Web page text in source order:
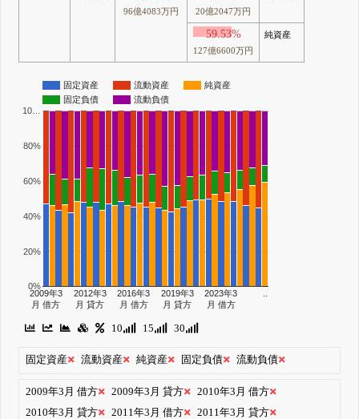
96億4083万円 20億2047万円
59.53%
127億6600万円
純資産
固定資産 流動資産
純資産
固定負債
流動負債
2009年3
月 借方
2012年3
月 貸方
2016年3
月 借方
2019年3
月 貸方
2023年3
月 借方
..
0%
20%
40%
60%
80%
10…
10 15 30
固定資産 流動資産 純資産 固定負債 流動負債
2009年3月 借方 2009年3月 貸方
2010年3月 借方
2010年3月 貸方
2011年3月 借方
2011年3月 貸方